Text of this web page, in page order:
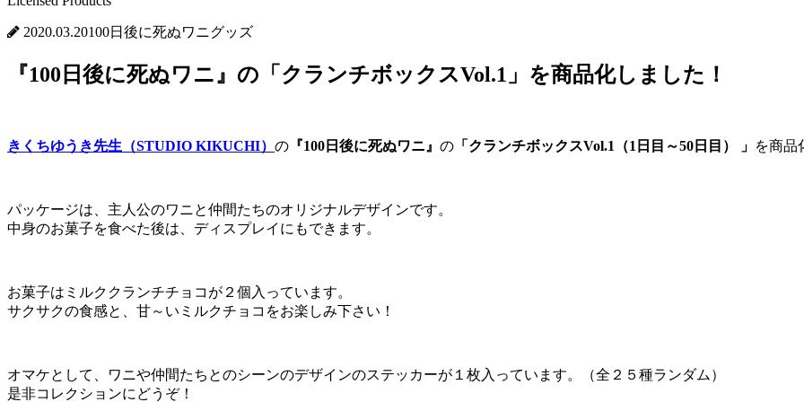
2020.03.20100日後に死ぬワニグッズ
『100日後に死ぬワニ』の「クランチボックスVol.1」を商品化しました！
きくちゆうき先生（STUDIO KIKUCHI） の 『100日後に死ぬワニ』 の 「クランチボックスVol.1（1日目～50日目） 」 を商品
パッケージは、主人公のワニと仲間たちのオリジナルデザインです。
中身のお菓子を食べた後は、ディスプレイにもできます。
お菓子はミルククランチチョコが２個入っています。
サクサクの食感と、甘～いミルクチョコをお楽しみ下さい！
オマケとして、ワニや仲間たちとのシーンのデザインのステッカーが１枚入っています。（全２５種ランダム）
是非コレクションにどうぞ！